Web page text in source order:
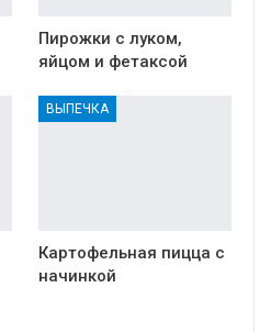
Пирожки с луком,
яйцом и фетаксой
ВЫПЕЧКА
Картофельная пицца с
начинкой